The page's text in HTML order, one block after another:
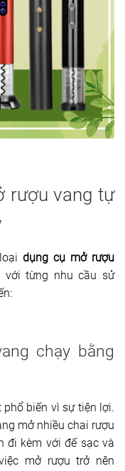
rượu vang tự
dụng cụ mở rượu
với từng nhu cầu sử
chạy bằng
biến vì sự tiện lợi.
mở nhiều chai rượu
đi kèm với đế sạc và
mở rượu trở nên